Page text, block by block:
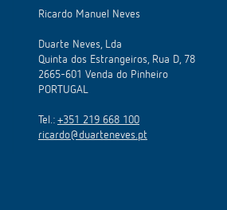
Ricardo Manuel Neves
Duarte Neves, Lda
Quinta dos Estrangeiros, Rua D, 78
2665-601 Venda do Pinheiro
PORTUGAL
Tel.: +351 219 668 100
ricardo@duarteneves.pt